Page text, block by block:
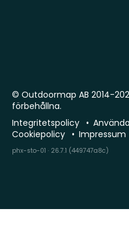
© Outdoormap AB 2014-
förbehållna.
Integritetspolicy
Cookiepolicy
Impressum
phx-sto-01 · 26.7.1 (449747a8c)